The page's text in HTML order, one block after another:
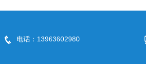
电话：13963602980